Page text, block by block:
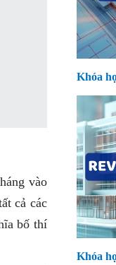
vào
cả các
bố thí
Khóa
Khóa